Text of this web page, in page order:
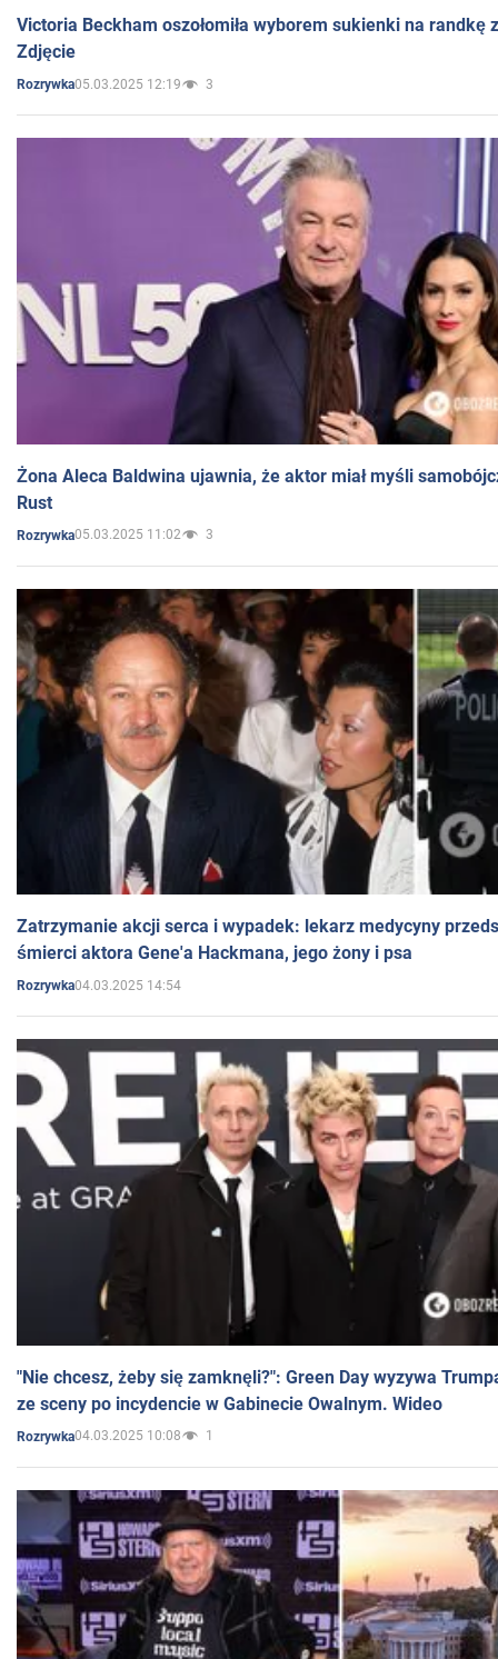
Victoria Beckham oszołomiła wyborem sukienki na randkę
Zdjęcie
Rozrywka05.03.2025 12:19 3
Żona Aleca Baldwina ujawnia, że aktor miał myśli
Rust
Rozrywka05.03.2025 11:02 3
Zatrzymanie akcji serca i wypadek: lekarz medycyny
śmierci aktora Gene'a Hackmana, jego żony i psa
Rozrywka04.03.2025 14:54
"Nie chcesz, żeby się zamknęli?": Green Day wyzywa
ze sceny po incydencie w Gabinecie Owalnym. Wideo
Rozrywka04.03.2025 10:08 1